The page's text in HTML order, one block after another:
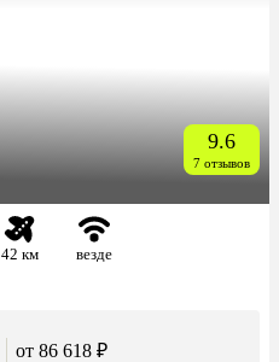
9.6
7 отзывов
42 км везде
от 86 618 ₽